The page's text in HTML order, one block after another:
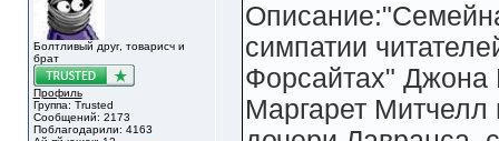
Болтливый друг, товарисч и
брат
Профиль
Группа: Trusted
Сообщений: 2173
Поблагодарили: 4163
симпатии
Форсайтах" Джона
Маргарет Митчелл